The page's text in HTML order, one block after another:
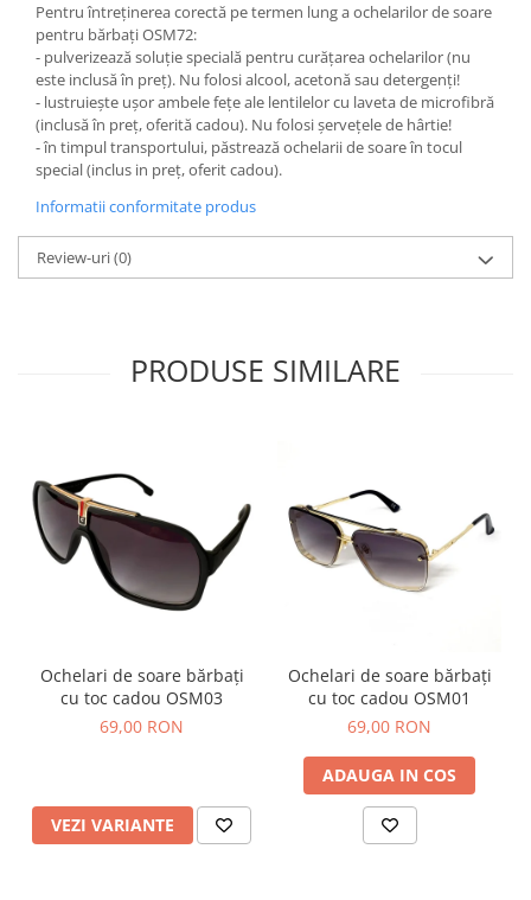
Pentru întreținerea corectă pe termen lung a ochelarilor de soare
pentru bărbați OSM72:
- pulverizează soluție specială pentru curățarea ochelarilor (nu
este inclusă în preț). Nu folosi alcool, acetonă sau detergenți!
- lustruiește ușor ambele fețe ale lentilelor cu laveta de microfibră
(inclusă în preț, oferită cadou). Nu folosi șervețele de hârtie!
- în timpul transportului, păstrează ochelarii de soare în tocul
special (inclus in preț, oferit cadou).
Informatii conformitate produs
Review-uri(0)
PRODUSE SIMILARE
Ochelari de soare bărbați
cu toc cadou OSM03
69,00 RON
VEZI VARIANTE
Ochelari de soare bărbați
cu toc cadou OSM01
69,00 RON
ADAUGA IN COS